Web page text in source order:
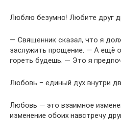
Люблю безумно! Любите друг
— Священник сказал, что я
заслужить прощение. — А ещё
гореть будешь. — Это я
Любовь – единый дух внутри
Любовь — это взаимное
изменение обоих навстречу